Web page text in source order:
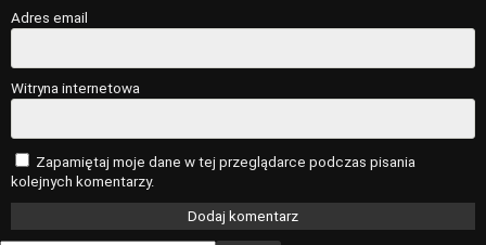
Adres email
Witryna internetowa
Zapamiętaj moje dane w tej przeglądarce podczas pisania
kolejnych komentarzy.